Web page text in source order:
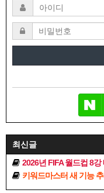
최신글
2026년 FIFA 월드컵 8강
키워드마스터 새 기능